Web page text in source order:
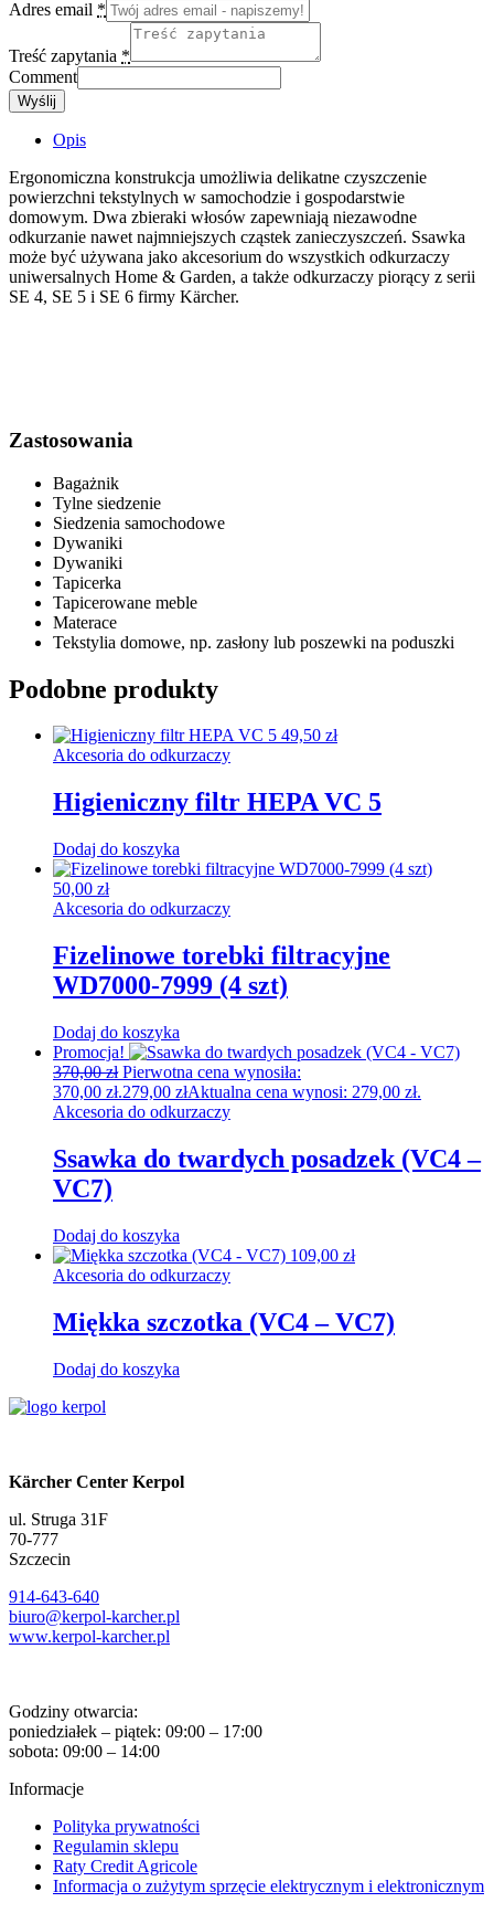
Adres email *
Treść zapytania *
Comment
Wyślij
Opis
Ergonomiczna konstrukcja umożliwia delikatne czyszczenie
powierzchni tekstylnych w samochodzie i gospodarstwie
domowym. Dwa zbieraki włosów zapewniają niezawodne
odkurzanie nawet najmniejszych cząstek zanieczyszczeń. Ssawka
może być używana jako akcesorium do wszystkich odkurzaczy
uniwersalnych Home & Garden, a także odkurzaczy piorący z serii
SE 4, SE 5 i SE 6 firmy Kärcher.
Zastosowania
Bagażnik
Tylne siedzenie
Siedzenia samochodowe
Dywaniki
Dywaniki
Tapicerka
Tapicerowane meble
Materace
Tekstylia domowe, np. zasłony lub poszewki na poduszki
Podobne produkty
49,50 zł
Akcesoria do odkurzaczy
Higieniczny filtr HEPA VC 5
Dodaj do koszyka
50,00 zł
Akcesoria do odkurzaczy
Fizelinowe torebki filtracyjne
WD7000-7999 (4 szt)
Dodaj do koszyka
Promocja!
370,00zł Pierwotna cena wynosiła:
370,00 zł.279,00 złAktualna cena wynosi: 279,00 zł.
Akcesoria do odkurzaczy
Ssawka do twardych posadzek (VC4 –
VC7)
Dodaj do koszyka
109,00 zł
Akcesoria do odkurzaczy
Miękka szczotka (VC4 – VC7)
Dodaj do koszyka
Kärcher Center Kerpol
ul. Struga 31F
70-777
Szczecin
914-643-640
biuro@kerpol-karcher.pl
www.kerpol-karcher.pl
Godziny otwarcia:
poniedziałek – piątek: 09:00 – 17:00
sobota: 09:00 – 14:00
Informacje
Polityka prywatności
Regulamin sklepu
Raty Credit Agricole
Informacja o zużytym sprzęcie elektrycznym i elektronicznym